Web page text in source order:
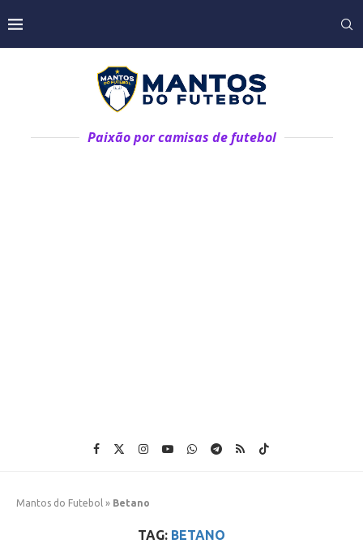
Paixão por camisas de futebol
Mantos do Futebol » Betano
TAG: BETANO